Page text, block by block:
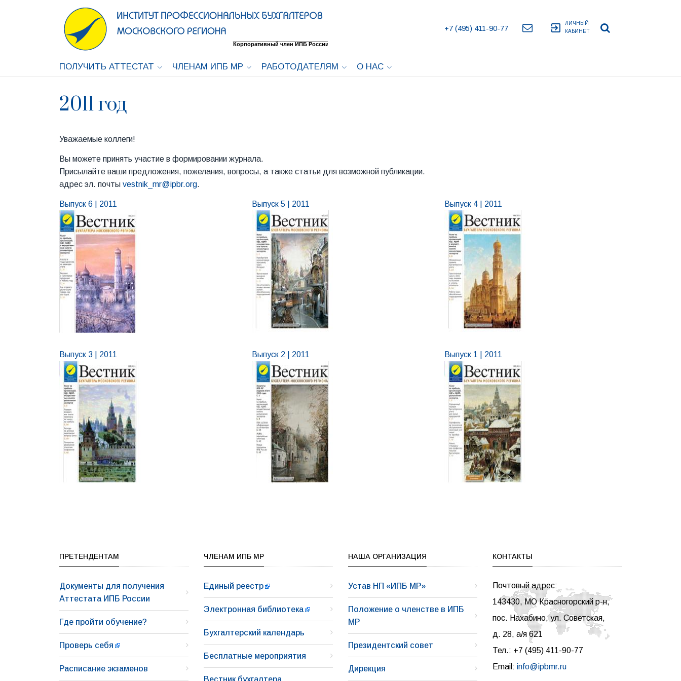
+7 (495) 411-90-77 exit_to_app
ЛИЧНЫЙ
КАБИНЕТ
ПОЛУЧИТЬ АТТЕСТАТ ЧЛЕНАМ ИПБ МР РАБОТОДАТЕЛЯМ О НАС
2011 год
Уважаемые коллеги!
Вы можете принять участие в формировании журнала.
Присылайте ваши предложения, пожелания, вопросы, а также статьи для возможной публикации.
адрес эл. почты vestnik_mr@ipbr.org.
Выпуск 6 | 2011 Выпуск 5 | 2011 Выпуск 4 | 2011
Выпуск 3 | 2011 Выпуск 2 | 2011 Выпуск 1 | 2011
ПРЕТЕНДЕНТАМ
Документы для получения
Аттестата ИПБ России
Где пройти обучение?
Проверь себя
Расписание экзаменов
ЧЛЕНАМ ИПБ МР
Единый реестр
Электронная библиотека
Бухгалтерский календарь
Бесплатные мероприятия
Вестник бухгалтера
НАША ОРГАНИЗАЦИЯ
Устав НП «ИПБ МР»
Положение о членстве в ИПБ
МР
Президентский совет
Дирекция
КОНТАКТЫ
Почтовый адрес:
143430, МО Красногорский р-н,
пос. Нахабино, ул. Советская,
д. 28, а/я 621
Тел.: +7 (495) 411-90-77
Email: info@ipbmr.ru